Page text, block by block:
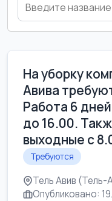
На уборку
Авива
Работа 6
до 16.00.
выходные с
Требуются
Тель Авив (Тель-
Опубликовано: